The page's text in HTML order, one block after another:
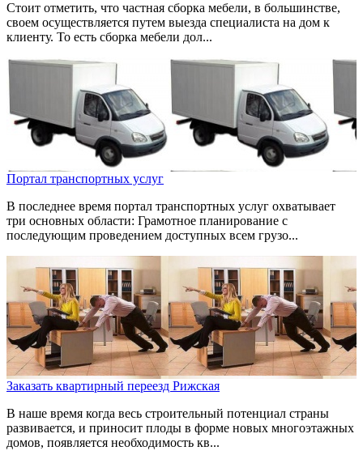
Стоит отметить, что частная сборка мебели, в большинстве,
своем осуществляется путем выезда специалиста на дом к
клиенту. То есть сборка мебели дол...
Портал транспортных услуг
В последнее время портал транспортных услуг охватывает
три основных области: Грамотное планирование с
последующим проведением доступных всем грузо...
Заказать квартирный переезд Рижская
В наше время когда весь строительный потенциал страны
развивается, и приносит плоды в форме новых многоэтажных
домов, появляется необходимость кв...